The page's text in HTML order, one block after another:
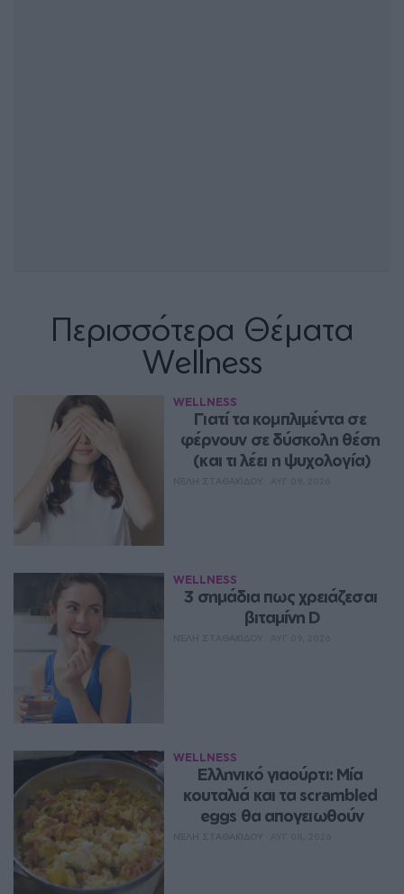
Περισσότερα Θέματα
Wellness
WELLNESS
Γιατί τα κομπλιμέντα σε
φέρνουν σε δύσκολη θέση
(και τι λέει η ψυχολογία)
WELLNESS
3 σημάδια πως χρειάζεσαι
βιταμίνη D
WELLNESS
Ελληνικό γιαούρτι: Μία
κουταλιά και τα scrambled
eggs θα απογειωθούν